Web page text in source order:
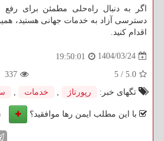
اگر به دنبال راه‌حلی مطمئن برای رفع
دسترسی آزاد به خدمات جهانی هستید،
اقدام کنید.
1404/03/24
19:50:01
5.0
/
5
337
تگهای خبر:
رپورتاژ خدمات
با این مطلب ایمن رها موافقید؟